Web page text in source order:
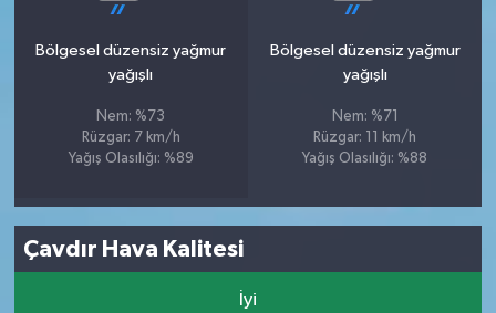
Bölgesel düzensiz yağmur
yağışlı
Nem: %73
Rüzgar: 7 km/h
Yağış Olasılığı: %89
Bölgesel düzensiz yağmur
yağışlı
Nem: %71
Rüzgar: 11 km/h
Yağış Olasılığı: %88
Çavdır Hava Kalitesi
İyi